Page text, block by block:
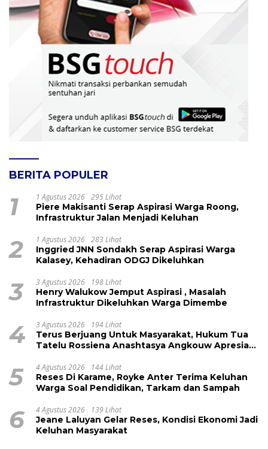
BERITA POPULER
1 1 Agustus 2026 295 Lihat
Piere Makisanti Serap Aspirasi Warga Roong,
Infrastruktur Jalan Menjadi Keluhan
2 1 Agustus 2026 283 Lihat
Inggried JNN Sondakh Serap Aspirasi Warga
Kalasey, Kehadiran ODGJ Dikeluhkan
3 3 Agustus 2026 198 Lihat
Henry Walukow Jemput Aspirasi , Masalah
Infrastruktur Dikeluhkan Warga Dimembe
4 3 Agustus 2026 194 Lihat
Terus Berjuang Untuk Masyarakat, Hukum Tua
Tatelu Rossiena Anashtasya Angkouw Apresiasi
5 4 Agustus 2026 144 Lihat
Reses Di Karame, Royke Anter Terima Keluhan
Warga Soal Pendidikan, Tarkam dan Sampah
6 4 Agustus 2026 139 Lihat
Jeane Laluyan Gelar Reses, Kondisi Ekonomi Jadi
Keluhan Masyarakat